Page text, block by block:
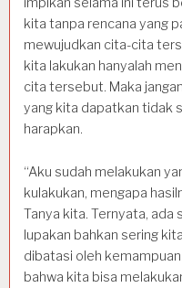
kita tanpa rencana yang
mewujudkan cita-cita
kita lakukan hanyalah
cita tersebut. Maka
yang kita dapatkan tidak
harapkan.
“Aku sudah melakukan
kulakukan, mengapa
Tanya kita. Ternyata, ada
lupakan bahkan sering
dibatasi oleh
bahwa kita bisa